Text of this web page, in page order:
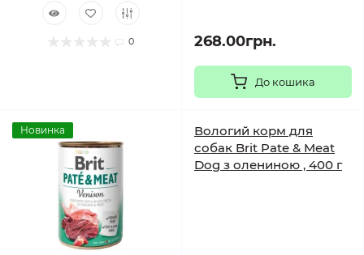
0 268.00грн.
До кошика
Новинка
Вологий корм для
собак Brit Pate & Meat
Dog з олениною , 400 г